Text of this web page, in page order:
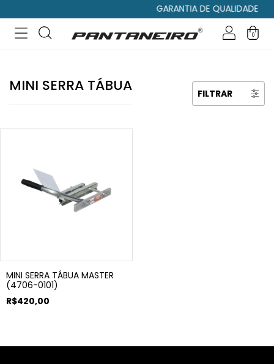
GARANTIA DE QUALIDADE
0
MINI SERRA TÁBUA FILTRAR
MINI SERRA TÁBUA MASTER
(4706-0101)
R$420,00